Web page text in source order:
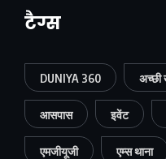
टैग्स
DUNIYA 360 अच्छी
आसपास इवेंट
एमजीयूजी एम्स थाना